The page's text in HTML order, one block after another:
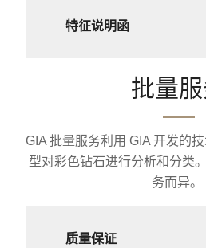
特征说明函
批量
GIA 批量服务利用 GIA 开发的
型对彩色钻石进行分析和分类
务而异。
质量保证